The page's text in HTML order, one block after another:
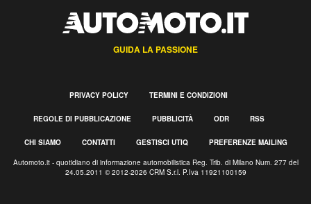
GUIDA LA PASSIONE
PRIVACY POLICY TERMINI E CONDIZIONI
REGOLE DI PUBBLICAZIONE PUBBLICITÀ ODR RSS
CHI SIAMO CONTATTI GESTISCI UTIQ PREFERENZE MAILING
Automoto.it - quotidiano di informazione automobilistica Reg. Trib. di Milano Num. 277 del
24.05.2011 © 2012-2026 CRM S.r.l. P.Iva 11921100159